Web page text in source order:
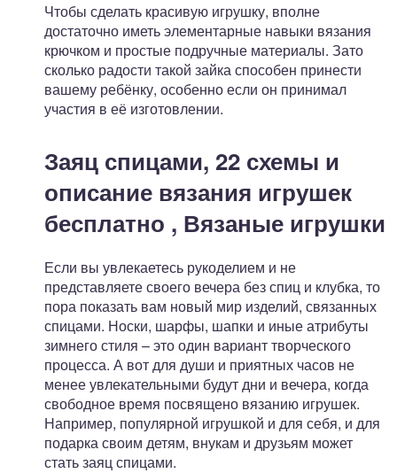
Чтобы сделать красивую игрушку, вполне
достаточно иметь элементарные навыки вязания
крючком и простые подручные материалы. Зато
сколько радости такой зайка способен принести
вашему ребёнку, особенно если он принимал
участия в её изготовлении.
Заяц спицами, 22 схемы и
описание вязания игрушек
бесплатно , Вязаные игрушки
Если вы увлекаетесь рукоделием и не
представляете своего вечера без спиц и клубка, то
пора показать вам новый мир изделий, связанных
спицами. Носки, шарфы, шапки и иные атрибуты
зимнего стиля – это один вариант творческого
процесса. А вот для души и приятных часов не
менее увлекательными будут дни и вечера, когда
свободное время посвящено вязанию игрушек.
Например, популярной игрушкой и для себя, и для
подарка своим детям, внукам и друзьям может
стать заяц спицами.